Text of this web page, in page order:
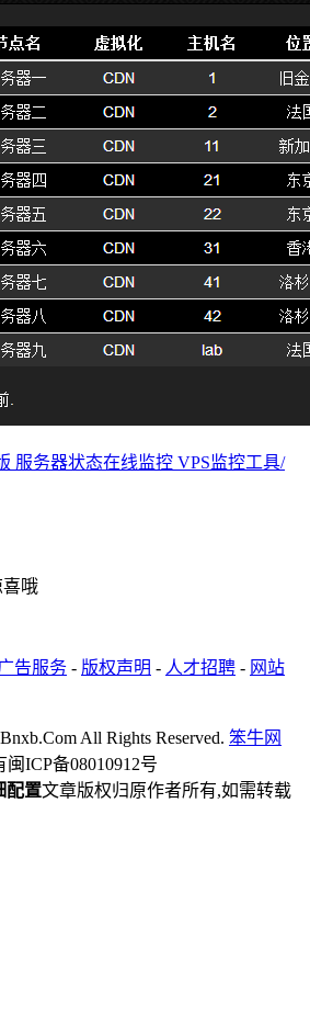
服务器状态在线监控 VPS监控工具/
哦
告服务 - 版权声明 - 人才招聘 - 网站
All Rights Reserved. 笨牛网
闽ICP备08010912号
配置文章版权归原作者所有,如需转载